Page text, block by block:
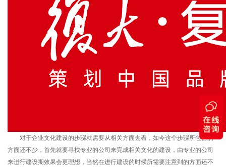
对于企业文化建设的步骤就需要从相关方面去看，如今这个步骤所包含的
方面还不少，首先就要寻找专业的公司来完成相关文化的建设，由专业的公司
来进行建设期效果会更理想，当然在进行建设的时候所需要注意到的方面还不